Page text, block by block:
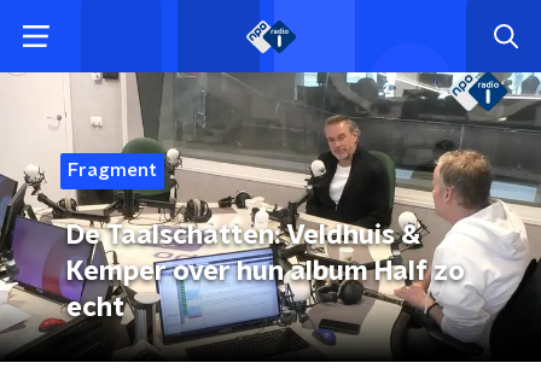
Fragment
De Taalschatten: Veldhuis &
Kemper over hun album Half zo
echt